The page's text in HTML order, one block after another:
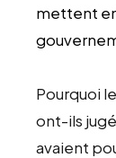
mettent
Pourquoi
ont-ils
avaient